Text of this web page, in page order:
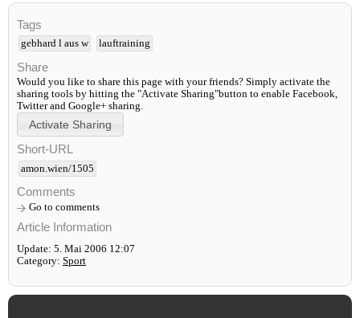
Tags
gebhard l aus w lauftraining
Share
Would you like to share this page with your friends? Simply activate the
sharing tools by hitting the "Activate Sharing"button to enable Facebook,
Twitter and Google+ sharing.
Short-URL
amon.wien/1505
Comments
Go to comments
Article Information
Update: 5. Mai 2006 12:07
Category: Sport